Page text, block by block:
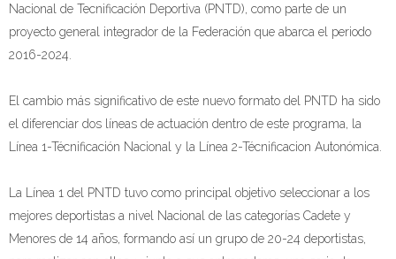
Nacional de Tecnificación Deportiva (PNTD), como parte de un
proyecto general integrador de la Federación que abarca el periodo
2016-2024.
El cambio más significativo de este nuevo formato del PNTD ha sido
el diferenciar dos líneas de actuación dentro de este programa, la
Línea 1-Técnificación Nacional y la Línea 2-Técnificacion Autonómica.
La Línea 1 del PNTD tuvo como principal objetivo seleccionar a los
mejores deportistas a nivel Nacional de las categorías Cadete y
Menores de 14 años, formando así un grupo de 20-24 deportistas,